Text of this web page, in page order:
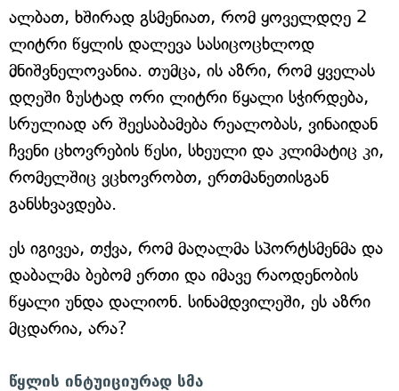
ალბათ, ხშირად გსმენიათ, რომ ყოველდღე 2
ლიტრი წყლის დალევა სასიცოცხლოდ
მნიშვნელოვანია. თუმცა, ის აზრი, რომ ყველას
დღეში ზუსტად ორი ლიტრი წყალი სჭირდება,
სრულიად არ შეესაბამება რეალობას, ვინაიდან
ჩვენი ცხოვრების წესი, სხეული და კლიმატიც კი,
რომელშიც ვცხოვრობთ, ერთმანეთისგან
განსხვავდება.
ეს იგივეა, თქვა, რომ მაღალმა სპორტსმენმა და
დაბალმა ბებომ ერთი და იმავე რაოდენობის
წყალი უნდა დალიონ. სინამდვილეში, ეს აზრი
მცდარია, არა?
წყლის ინტუიციურად სმა